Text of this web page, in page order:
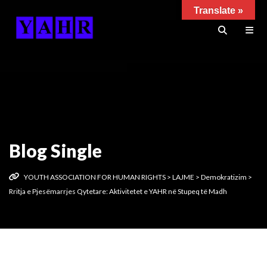
Blog Single
YOUTH ASSOCIATION FOR HUMAN RIGHTS > LAJME > Demokratizim >
Rritja e Pjesëmarrjes Qytetare: Aktivitetet e YAHR në Stupeq të Madh
Translate »